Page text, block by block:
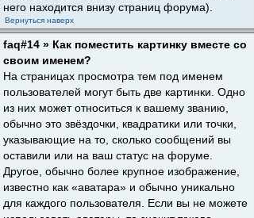
него находится внизу страниц форума).
Вернуться наверх
faq#14 » Как поместить картинку вместе со
своим именем?
На страницах просмотра тем под именем
пользователей могут быть две картинки. Одно
из них может относиться к вашему званию,
обычно это звёздочки, квадратики или точки,
указывающие на то, сколько сообщений вы
оставили или на ваш статус на форуме.
Другое, обычно более крупное изображение,
известно как «аватара» и обычно уникально
для каждого пользователя. Если вы не можете